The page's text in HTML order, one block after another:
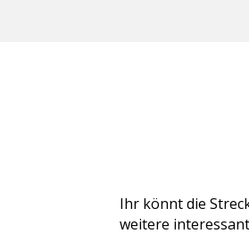
Ihr könnt die
weitere